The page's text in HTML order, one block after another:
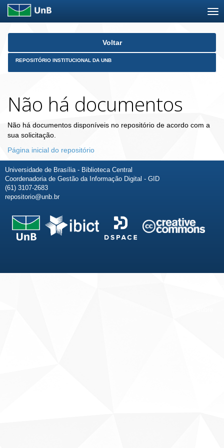
Skip
Voltar
REPOSITÓRIO INSTITUCIONAL DA UNB
Não há documentos
Não há documentos disponíveis no repositório de acordo com a
sua solicitação.
Página inicial do repositório
Universidade de Brasília - Biblioteca Central
Coordenadoria de Gestão da Informação Digital - GID
(61) 3107-2683
repositorio@unb.br